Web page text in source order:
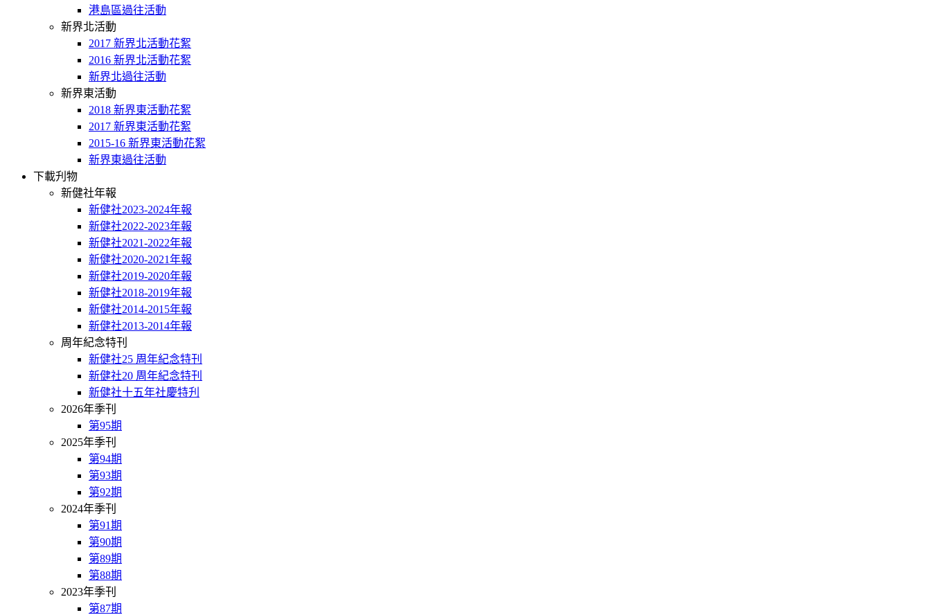
港島區過往活動
新界北活動
2017 新界北活動花絮
2016 新界北活動花絮
新界北過往活動
新界東活動
2018 新界東活動花絮
2017 新界東活動花絮
2015-16 新界東活動花絮
新界東過往活動
下載刋物
新健社年報
新健社2023-2024年報
新健社2022-2023年報
新健社2021-2022年報
新健社2020-2021年報
新健社2019-2020年報
新健社2018-2019年報
新健社2014-2015年報
新健社2013-2014年報
周年紀念特刊
新健社25 周年紀念特刊
新健社20 周年紀念特刊
新健社十五年社慶特刋
2026年季刊
第95期
2025年季刊
第94期
第93期
第92期
2024年季刊
第91期
第90期
第89期
第88期
2023年季刊
第87期